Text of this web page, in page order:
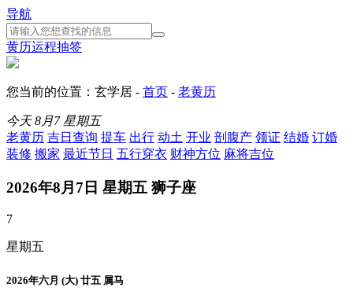
导航
黄历运程抽签
您当前的位置：玄学居 - 首页 - 老黄历
今天8月7 星期五
老黄历 吉日查询 提车 出行 动土 开业 剖腹产 领证 结婚 订婚
装修 搬家 最近节日 五行穿衣 财神方位 麻将吉位
2026年8月7日 星期五 狮子座
7
星期五
2026年六月 (大) 廿五 属马